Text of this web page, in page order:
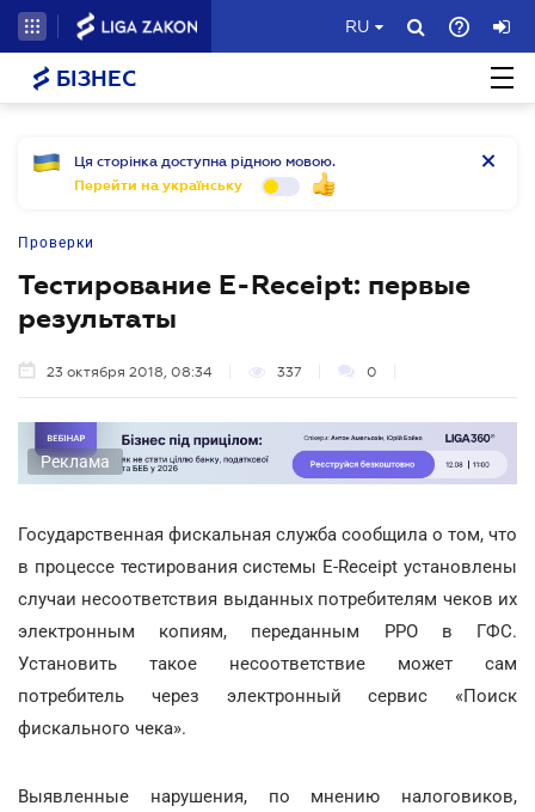
RU
БІЗНЕС
Ця сторінка доступна рідною мовою.
Перейти на українську
Проверки
Тестирование E-Receipt: первые
результаты
23 октября 2018, 08:34 337 0
Реклама
Государственная фискальная служба сообщила о том, что
в процессе тестирования системы E-Receipt установлены
случаи несоответствия выданных потребителям чеков их
электронным копиям, переданным РРО в ГФС.
Установить такое несоответствие может сам
потребитель через электронный сервис «Поиск
фискального чека».
Выявленные нарушения, по мнению налоговиков,